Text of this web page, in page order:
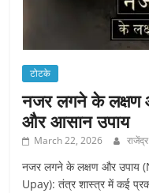
टोटके
नजर लगने के लक्षण
और आसान उपाय
March 22, 2026
नजर लगने के लक्षण और
Upay): तंत्र शास्त्र में कई